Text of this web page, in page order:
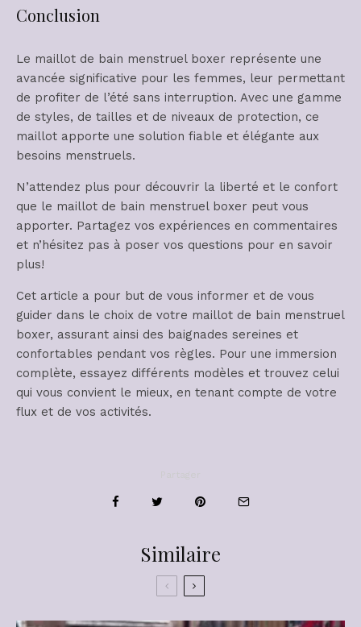
Conclusion
Le maillot de bain menstruel boxer représente une
avancée significative pour les femmes, leur permettant
de profiter de l’été sans interruption. Avec une gamme
de styles, de tailles et de niveaux de protection, ce
maillot apporte une solution fiable et élégante aux
besoins menstruels.
N’attendez plus pour découvrir la liberté et le confort
que le maillot de bain menstruel boxer peut vous
apporter. Partagez vos expériences en commentaires
et n’hésitez pas à poser vos questions pour en savoir
plus!
Cet article a pour but de vous informer et de vous
guider dans le choix de votre maillot de bain menstruel
boxer, assurant ainsi des baignades sereines et
confortables pendant vos règles. Pour une immersion
complète, essayez différents modèles et trouvez celui
qui vous convient le mieux, en tenant compte de votre
flux et de vos activités.
Similaire